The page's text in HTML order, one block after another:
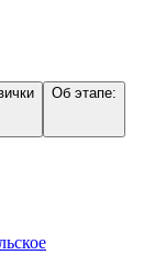
Об этапе: